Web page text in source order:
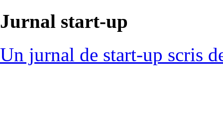
Jurnal start-up
Un jurnal de start-up scris